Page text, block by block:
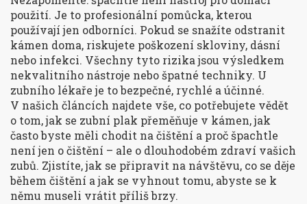
použití. Je to profesionální pomůcka, kterou
používají jen odborníci. Pokud se snažíte odstranit
kámen doma, riskujete poškození skloviny, dásní
nebo infekci. Všechny tyto rizika jsou výsledkem
nekvalitního nástroje nebo špatné techniky. U
zubního lékaře je to bezpečné, rychlé a účinné.
V našich článcích najdete vše, co potřebujete vědět
o tom, jak se zubní plak přeměňuje v kámen, jak
často byste měli chodit na čištění a proč špachtle
není jen o čištění – ale o dlouhodobém zdraví vašich
zubů. Zjistíte, jak se připravit na návštěvu, co se děje
během čištění a jak se vyhnout tomu, abyste se k
němu museli vrátit příliš brzy.